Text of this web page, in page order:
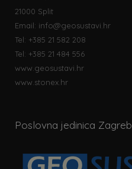
21000 Split
Email: info@geosustavi.hr
Tel: +385 21 582 208
Tel: +385 21 484 556
www.geosustavi.hr
www.stonex.hr
Poslovna jedinica Zagreb